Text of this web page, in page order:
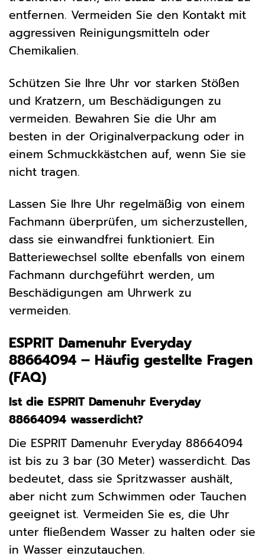
entfernen. Vermeiden Sie den Kontakt mit
aggressiven Reinigungsmitteln oder
Chemikalien.
Schützen Sie Ihre Uhr vor starken Stößen
und Kratzern, um Beschädigungen zu
vermeiden. Bewahren Sie die Uhr am
besten in der Originalverpackung oder in
einem Schmuckkästchen auf, wenn Sie sie
nicht tragen.
Lassen Sie Ihre Uhr regelmäßig von einem
Fachmann überprüfen, um sicherzustellen,
dass sie einwandfrei funktioniert. Ein
Batteriewechsel sollte ebenfalls von einem
Fachmann durchgeführt werden, um
Beschädigungen am Uhrwerk zu
vermeiden.
ESPRIT Damenuhr Everyday
88664094 – Häufig gestellte Fragen
(FAQ)
Ist die ESPRIT Damenuhr Everyday
88664094 wasserdicht?
Die ESPRIT Damenuhr Everyday 88664094
ist bis zu 3 bar (30 Meter) wasserdicht. Das
bedeutet, dass sie Spritzwasser aushält,
aber nicht zum Schwimmen oder Tauchen
geeignet ist. Vermeiden Sie es, die Uhr
unter fließendem Wasser zu halten oder sie
in Wasser einzutauchen.